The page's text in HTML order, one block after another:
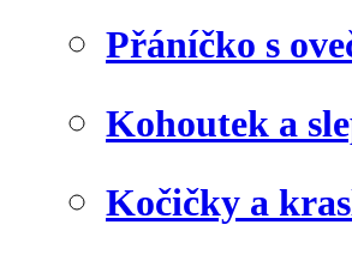
Přáníčko s
Kohoutek a
Kočičky a